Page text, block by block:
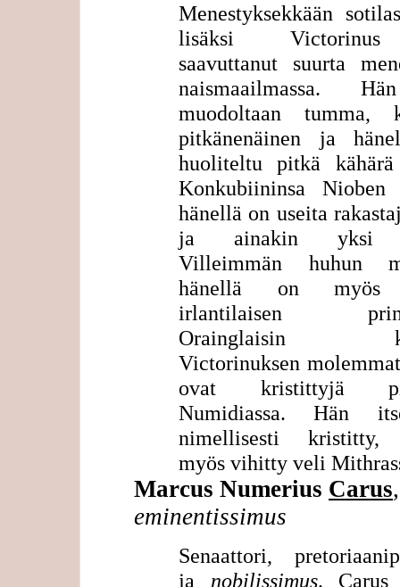
Menestyksekkään
lisäksi
saavuttanut suurta
naismaailmassa.
muodoltaan tumma,
pitkänenäinen ja
huoliteltu pitkä kähärä
Konkubiininsa Nioben
hänellä on useita
ja ainakin yksi
Villeimmän huhun
hänellä on myös
irlantilaisen
Orainglaisin
Victorinuksen
ovat kristittyjä
Numidiassa. Hän
nimellisesti kristitty,
myös vihitty veli
Marcus Numerius Carus
eminentissimus
Senaattori,
ja nobilissimus. Carus